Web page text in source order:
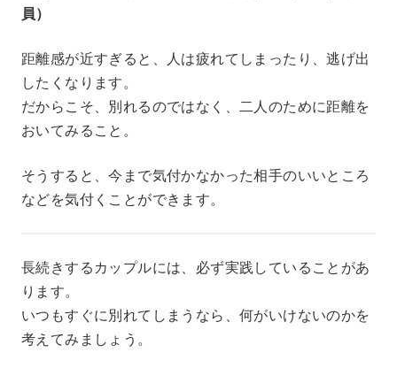
員）
距離感が近すぎると、人は疲れてしまったり、逃げ出
したくなります。
だからこそ、別れるのではなく、二人のために距離を
おいてみること。
そうすると、今まで気付かなかった相手のいいところ
などを気付くことができます。
長続きするカップルには、必ず実践していることがあ
ります。
いつもすぐに別れてしまうなら、何がいけないのかを
考えてみましょう。